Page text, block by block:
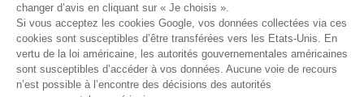
changer d’avis en cliquant sur « Je choisis ».
Si vous acceptez les cookies Google, vos données collectées via ces
cookies sont susceptibles d’être transférées vers les Etats-Unis. En
vertu de la loi américaine, les autorités gouvernementales américaines
sont susceptibles d’accéder à vos données. Aucune voie de recours
n’est possible à l’encontre des décisions des autorités
5 fruits et légumes par jour
Manger mieux et bouger plus tout en se
faisant plaisir c’est possible